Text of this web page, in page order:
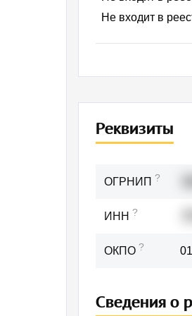
Не входит в
Реквизиты
ОГРНИП ?
ИНН ?
ОКПО ?
Сведения о
Мы
могли
наш